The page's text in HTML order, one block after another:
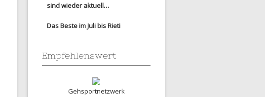
sind wieder aktuell…
Das Beste im Juli bis Rieti
Empfehlenswert
Gehsportnetzwerk